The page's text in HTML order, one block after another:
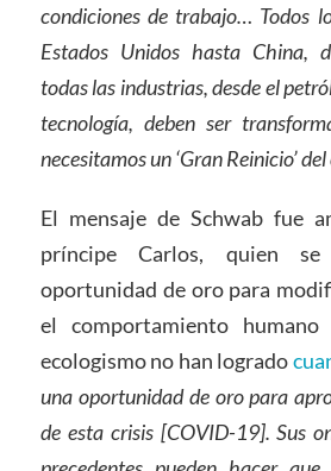
condiciones de trabajo… Todos
Estados Unidos hasta China,
todas las industrias, desde el
tecnología, deben ser
necesitamos un‘Gran Reinicio’
El mensaje de Schwab fue
príncipe Carlos, quien
oportunidad de oro para
el comportamiento humano
ecologismo no han logrado
una oportunidad de oro para
de esta crisis [COVID-19]. Sus